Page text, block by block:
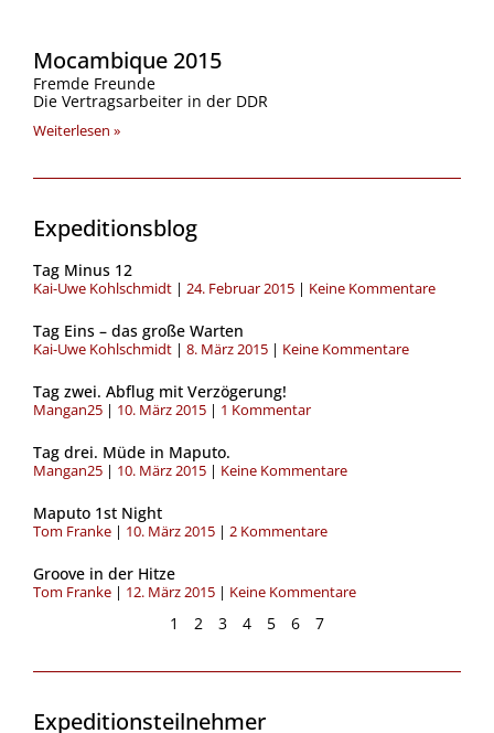
Mocambique 2015
Fremde Freunde
Die Vertragsarbeiter in der DDR
Weiterlesen »
Expeditionsblog
Tag Minus 12
Kai-Uwe Kohlschmidt 24. Februar 2015 Keine Kommentare
Tag Eins – das große Warten
Kai-Uwe Kohlschmidt 8. März 2015 Keine Kommentare
Tag zwei. Abflug mit Verzögerung!
Mangan25 10. März 2015 1 Kommentar
Tag drei. Müde in Maputo.
Mangan25 10. März 2015 Keine Kommentare
Maputo 1st Night
Tom Franke 10. März 2015 2 Kommentare
Groove in der Hitze
Tom Franke 12. März 2015 Keine Kommentare
1 2 3 4 5 6 7
Expeditionsteilnehmer